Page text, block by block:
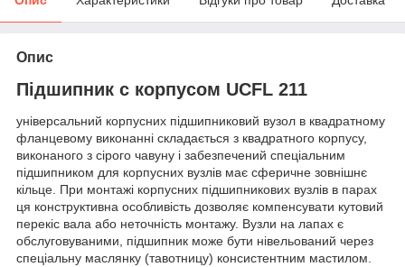
Опис
Підшипник c корпусом UCFL 211
універсальний корпусних підшипниковий вузол в квадратному
фланцевому виконанні складається з квадратного корпусу,
виконаного з сірого чавуну і забезпечений спеціальним
підшипником для корпусних вузлів має сферичне зовнішнє
кільце. При монтажі корпусних підшипникових вузлів в парах
ця конструктивна особливість дозволяє компенсувати кутовий
перекіс вала або неточність монтажу. Вузли на лапах є
обслуговуваними, підшипник може бути нівельований через
спеціальну маслянку (тавотницу) консистентним мастилом.